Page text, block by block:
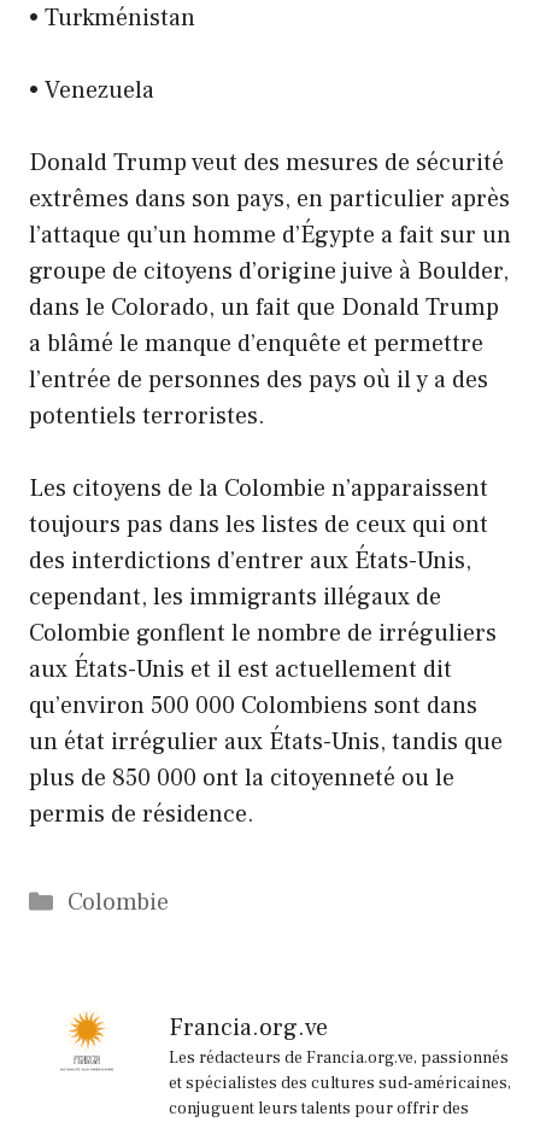
• Turkménistan
• Venezuela
Donald Trump veut des mesures de sécurité
extrêmes dans son pays, en particulier après
l’attaque qu’un homme d’Égypte a fait sur un
groupe de citoyens d’origine juive à Boulder,
dans le Colorado, un fait que Donald Trump
a blâmé le manque d’enquête et permettre
l’entrée de personnes des pays où il y a des
potentiels terroristes.
Les citoyens de la Colombie n’apparaissent
toujours pas dans les listes de ceux qui ont
des interdictions d’entrer aux États-Unis,
cependant, les immigrants illégaux de
Colombie gonflent le nombre de irréguliers
aux États-Unis et il est actuellement dit
qu’environ 500 000 Colombiens sont dans
un état irrégulier aux États-Unis, tandis que
plus de 850 000 ont la citoyenneté ou le
permis de résidence.
Catégories
Colombie
Francia.org.ve
Les rédacteurs de Francia.org.ve, passionnés
et spécialistes des cultures sud-américaines,
conjuguent leurs talents pour offrir des